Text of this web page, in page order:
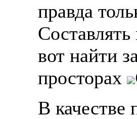
правда
вот найти
просторах
В качестве